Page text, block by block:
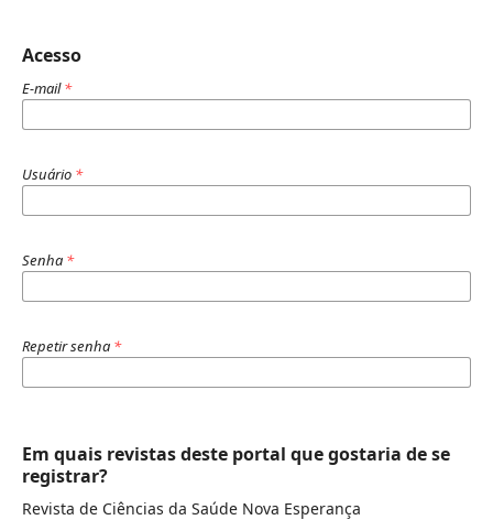
Acesso
E-mail*
Usuário *
Senha *
Repetir senha *
Em quais revistas deste portal que gostaria de se
registrar?
Revista de Ciências da Saúde Nova Esperança